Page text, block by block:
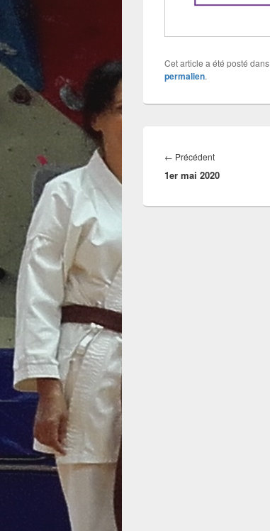
Cet article a été posté dans
permalien.
de
l’article
← PrécédentArticle
précédent :
1er mai 2020